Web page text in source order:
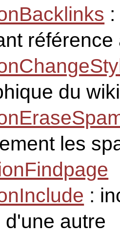
du wiki
les
:
d'une autre